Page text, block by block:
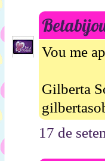
Vou me
Gilberta
17 de